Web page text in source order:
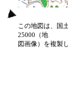
この地図は、国
25000（地
図画像）を複製